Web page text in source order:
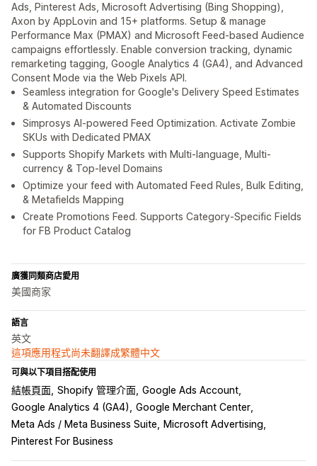
Ads, Pinterest Ads, Microsoft Advertising (Bing Shopping),
Axon by AppLovin and 15+ platforms. Setup & manage
Performance Max (PMAX) and Microsoft Feed-based Audience
campaigns effortlessly. Enable conversion tracking, dynamic
remarketing tagging, Google Analytics 4 (GA4), and Advanced
Consent Mode via the Web Pixels API.
Seamless integration for Google's Delivery Speed Estimates
& Automated Discounts
Simprosys AI-powered Feed Optimization. Activate Zombie
SKUs with Dedicated PMAX
Supports Shopify Markets with Multi-language, Multi-
currency & Top-level Domains
Optimize your feed with Automated Feed Rules, Bulk Editing,
& Metafields Mapping
Create Promotions Feed. Supports Category-Specific Fields
for FB Product Catalog
廣獲同類商店愛用
美國商家
語言
英文
這項應用程式尚未翻譯成繁體中文
可與以下項目搭配使用
結帳頁面 Shopify 管理介面 Google Ads Account
Google Analytics 4 (GA4)
Google Merchant Center
Meta Ads / Meta Business Suite
Microsoft Advertising
Pinterest For Business